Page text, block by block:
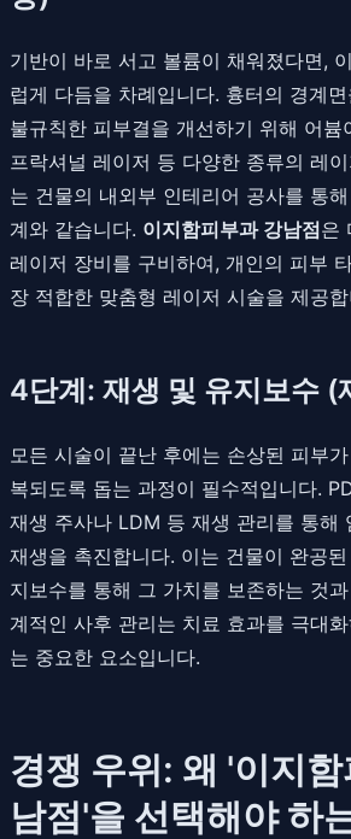
기반이 바로 서고 볼륨이 채워졌다면,
럽게 다듬을 차례입니다. 흉터의 경계
불규칙한 피부결을 개선하기 위해 어븀
프락셔널 레이저 등 다양한 종류의 레
는 건물의 내외부 인테리어 공사를 통
계와 같습니다. 이지함피부과 강남점은
레이저 장비를 구비하여, 개인의 피부
장 적합한 맞춤형 레이저 시술을 제공
4단계: 재생 및 유지보수 (
모든 시술이 끝난 후에는 손상된 피부
복되도록 돕는 과정이 필수적입니다.
재생 주사나 LDM 등 재생 관리를 통해
재생을 촉진합니다. 이는 건물이 완공
지보수를 통해 그 가치를 보존하는 것
계적인 사후 관리는 치료 효과를 극대
는 중요한 요소입니다.
경쟁 우위: 왜 '이지
남점'을 선택해야 하